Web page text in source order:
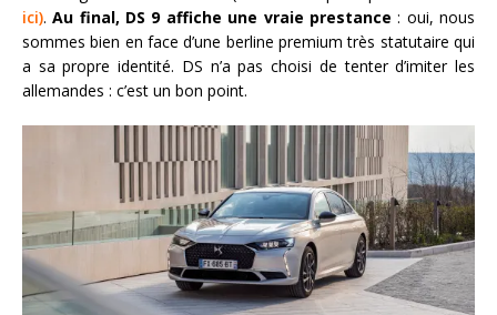
ici).Au final, DS 9 affiche une vraie prestance : oui, nous
sommes bien en face d’une berline premium très statutaire qui
a sa propre identité. DS n’a pas choisi de tenter d’imiter les
allemandes : c’est un bon point.